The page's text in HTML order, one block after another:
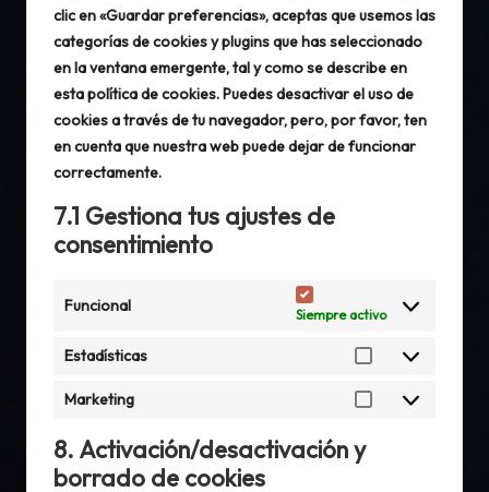
clic en «Guardar preferencias», aceptas que usemos las
categorías de cookies y plugins que has seleccionado
en la ventana emergente, tal y como se describe en
esta política de cookies. Puedes desactivar el uso de
cookies a través de tu navegador, pero, por favor, ten
en cuenta que nuestra web puede dejar de funcionar
correctamente.
7.1 Gestiona tus ajustes de
consentimiento
Funcional Siempre activo
Estadísticas
Estadísticas
Marketing
Marketing
8. Activación/desactivación y
borrado de cookies